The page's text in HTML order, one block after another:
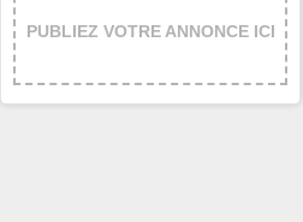
PUBLIEZ VOTRE ANNONCE ICI